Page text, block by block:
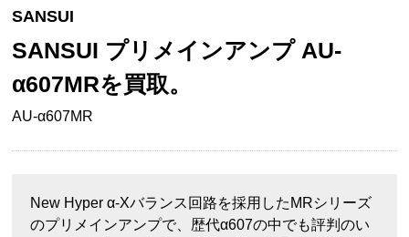
SANSUI
SANSUI プリメインアンプ AU-
α607MRを買取。
AU-α607MR
New Hyper α-Xバランス回路を採用したMRシリーズ
のプリメインアンプで、歴代α607の中でも評判のい